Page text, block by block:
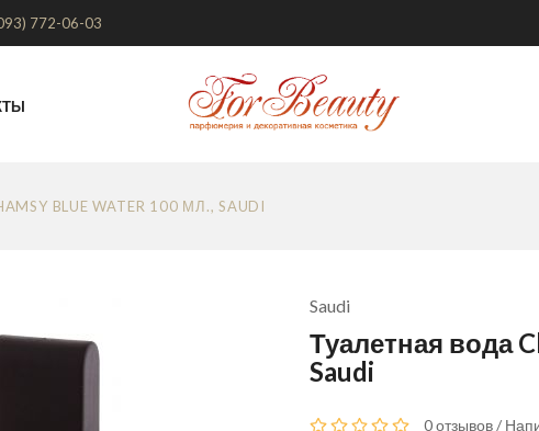
772-06-03
BLUE WATER 100 МЛ., SAUDI
Saudi
Туалетная вода
Saudi
0 отзывов/